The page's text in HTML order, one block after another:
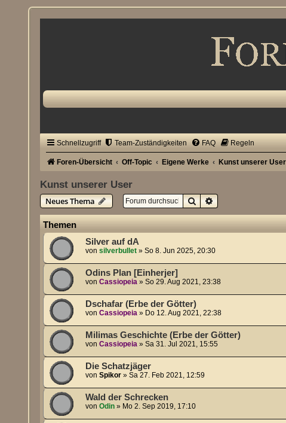
Schnellzugriff Team-Zuständigkeiten FAQ Regeln
Foren-Übersicht Off-Topic Eigene Werke Kunst unserer User
Kunst unserer User
Neues Thema
SucheErweiterte Suche
Themen
Silver auf dA
vonsilverbullet »So 8. Jun 2025, 20:30
Odins Plan [Einherjer]
vonCassiopeia »So 29. Aug 2021, 23:38
Dschafar (Erbe der Götter)
vonCassiopeia » Do 12. Aug 2021, 22:38
Milimas Geschichte (Erbe der Götter)
vonCassiopeia »Sa 31. Jul 2021, 15:55
Die Schatzjäger
vonSpikor »Sa 27. Feb 2021, 12:59
Wald der Schrecken
vonOdin » Mo 2. Sep 2019, 17:10